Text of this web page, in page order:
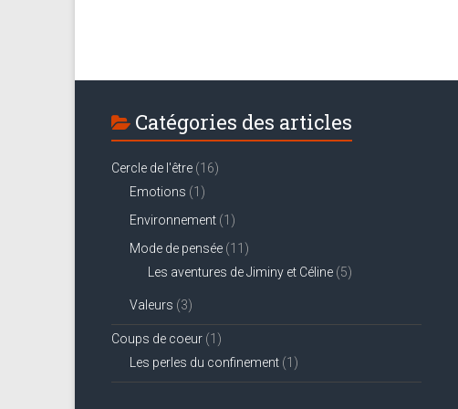
Catégories des articles
Cercle de l'être (16)
Emotions (1)
Environnement (1)
Mode de pensée (11)
Les aventures de Jiminy et Céline (5)
Valeurs (3)
Coups de coeur (1)
Les perles du confinement (1)